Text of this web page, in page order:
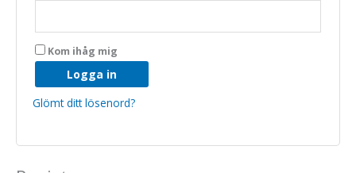
Kom ihåg mig
Logga in
Glömt ditt lösenord?
att hemsidan
över huvud
taget ska
fungera.
Statistik